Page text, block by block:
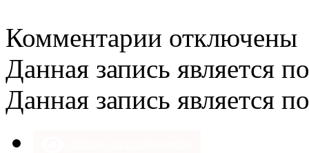
Комментарии записи
отключены
Данная запись является
Данная запись является